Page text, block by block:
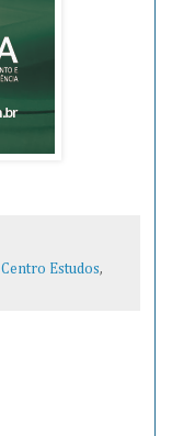
Centro Estudos,